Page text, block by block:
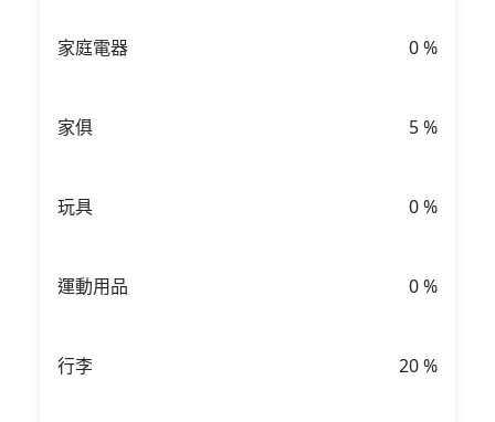
家庭電器 0%
家俱 5%
玩具 0%
運動用品 0%
行李 20%